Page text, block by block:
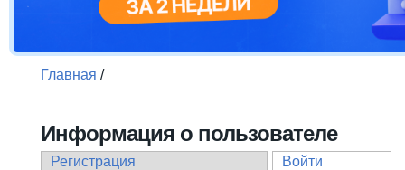
Главная /
Информация о пользователе
Регистрация Войти